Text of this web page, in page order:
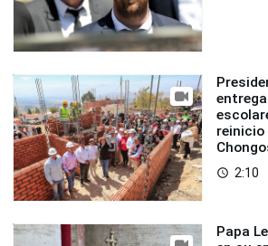
reinicio
access_time 2:10
Papa